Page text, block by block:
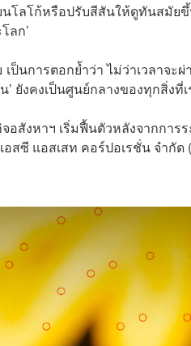
โลโก้หรือปรับสีสันให้ดูทันสมัย
ลก’
เป็นการตอกย้ำว่า ไม่ว่าเวลา
ยังคงเป็นศูนย์กลางของทุกสิ่งที่
สังหาฯ เริ่มฟื้นตัวหลังจากการ
ซี แอสเสท คอร์ปอเรชั่น จำกัด